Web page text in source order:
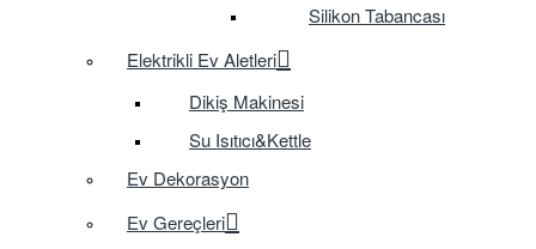
Silikon Tabancası
Elektrikli Ev Aletleri
Dikiş Makinesi
Su Isıtıcı&Kettle
Ev Dekorasyon
Ev Gereçleri